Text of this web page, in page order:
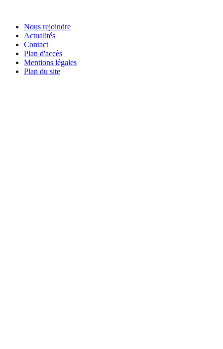
Nous rejoindre
Actualités
Contact
Plan d'accès
Mentions légales
Plan du site